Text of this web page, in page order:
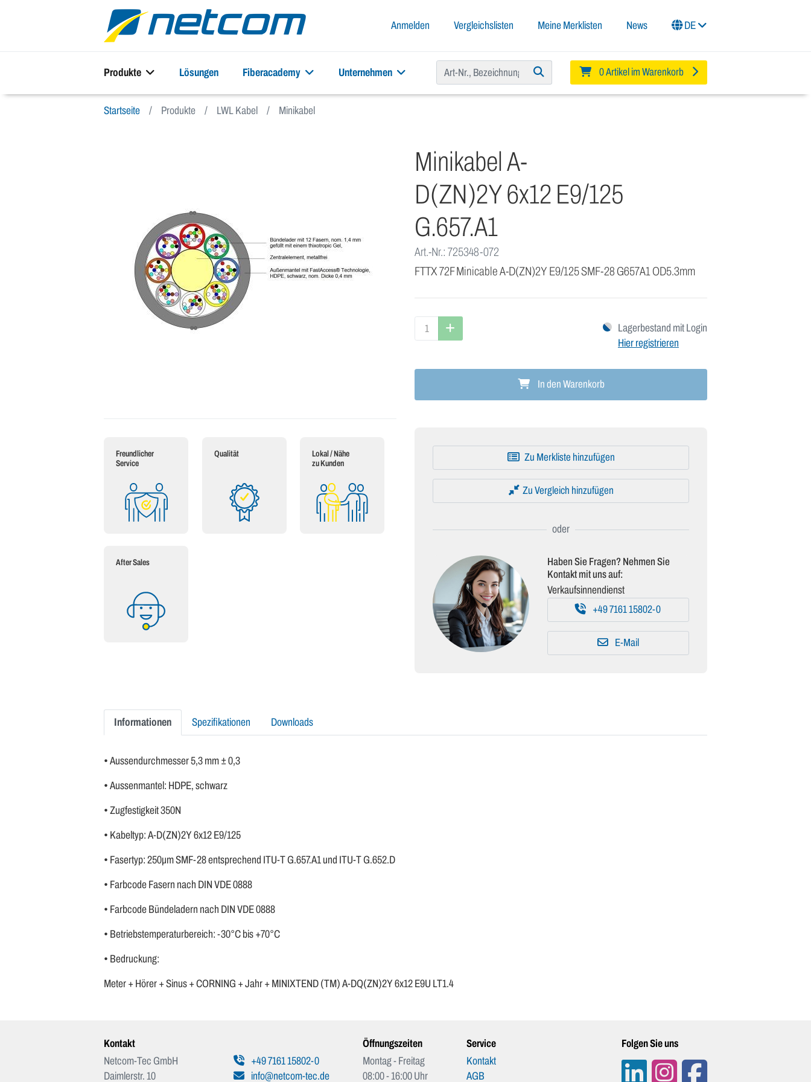
Anmelden Vergleichslisten Meine Merklisten News DE
Produkte Lösungen Fiberacademy Unternehmen 0 Artikel im Warenkorb
Startseite Produkte LWL Kabel Minikabel
Freundlicher
Service
Qualität
Lokal / Nähe
zu Kunden
After Sales
Minikabel A-
D(ZN)2Y 6x12 E9/125
G.657.A1
Art.-Nr.: 725348-072
FTTX 72F Minicable A-D(ZN)2Y E9/125 SMF-28 G657A1 OD5.3mm
Lagerbestand mit Login
Hier registrieren
In den Warenkorb
Zu Merkliste hinzufügen
Zu Vergleich hinzufügen
Haben Sie Fragen? Nehmen Sie
Kontakt mit uns auf:
Verkaufsinnendienst
+49 7161 15802-0
E-Mail
Informationen Spezifikationen Downloads
• Aussendurchmesser 5,3 mm ± 0,3
• Aussenmantel: HDPE, schwarz
• Zugfestigkeit 350N
• Kabeltyp: A-D(ZN)2Y 6x12 E9/125
• Fasertyp: 250µm SMF-28 entsprechend ITU-T G.657.A1 und ITU-T G.652.D
• Farbcode Fasern nach DIN VDE 0888
• Farbcode Bündeladern nach DIN VDE 0888
• Betriebstemperaturbereich: -30°C bis +70°C
• Bedruckung:
Meter + Hörer + Sinus + CORNING + Jahr + MINIXTEND (TM) A-DQ(ZN)2Y 6x12 E9U LT1.4
Kontakt
Netcom-Tec GmbH
Daimlerstr. 10
+49 7161 15802-0
info@netcom-tec.de
Öffnungszeiten
Montag - Freitag
08:00 - 16:00 Uhr
Service
Kontakt
AGB
Folgen Sie uns